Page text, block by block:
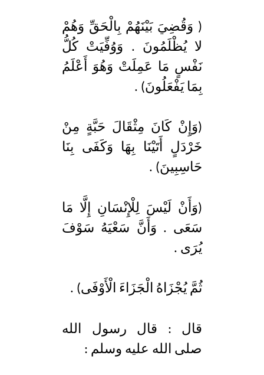
( وَقُضِيَ بَيْنَهُمْ بِالْحَقِّ وَهُمْ
لا يُظْلَمُونَ . وَوُفِّيَتْ كُلُّ
نَفْسٍ مَا عَمِلَتْ وَهُوَ أَعْلَمُ
بِمَا يَفْعَلُونَ) .
(وَإِنْ كَانَ مِثْقَالَ حَبَّةٍ مِنْ
خَرْدَلٍ أَتَيْنَا بِهَا وَكَفَى بِنَا
حَاسِبِينَ) .
(وَأَنْ لَيْسَ لِلْإِنْسَانِ إِلَّا مَا
سَعَى . وَأَنَّ سَعْيَهُ سَوْفَ
يُرَى .
ثُمَّ يُجْزَاهُ الْجَزَاءَ الْأَوْفَى) .
قال : قال رسول الله
صلى الله عليه وسلم :